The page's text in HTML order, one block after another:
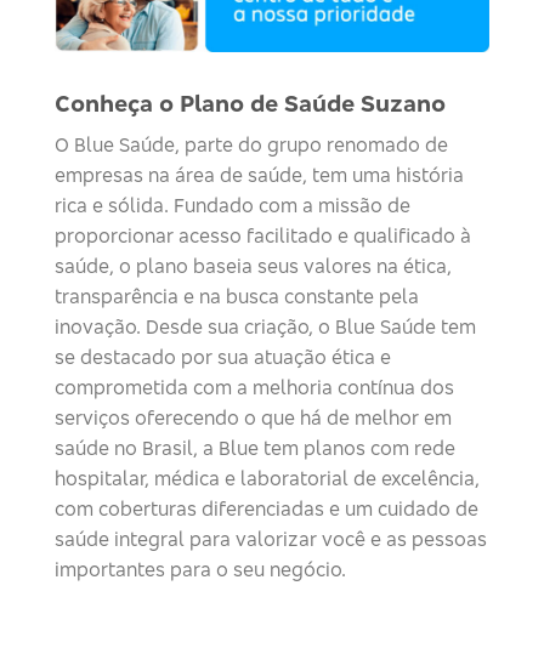
Conheça o Plano de Saúde Suzano
O Blue Saúde, parte do grupo renomado de
empresas na área de saúde, tem uma história
rica e sólida. Fundado com a missão de
proporcionar acesso facilitado e qualificado à
saúde, o plano baseia seus valores na ética,
transparência e na busca constante pela
inovação. Desde sua criação, o Blue Saúde tem
se destacado por sua atuação ética e
comprometida com a melhoria contínua dos
serviços oferecendo o que há de melhor em
saúde no Brasil, a Blue tem planos com rede
hospitalar, médica e laboratorial de excelência,
com coberturas diferenciadas e um cuidado de
saúde integral para valorizar você e as pessoas
importantes para o seu negócio.